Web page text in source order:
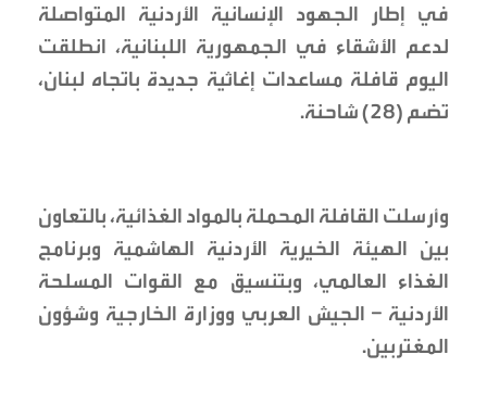
في إطار الجهود الإنسانية الأردنية المتواصلة
لدعم الأشقاء في الجمهورية اللبنانية، انطلقت
اليوم قافلة مساعدات إغاثية جديدة باتجاه لبنان،
تضم (28) شاحنة.
وأرسلت القافلة المحملة بالمواد الغذائية، بالتعاون
بين الهيئة الخيرية الأردنية الهاشمية وبرنامج
الغذاء العالمي، وبتنسيق مع القوات المسلحة
الأردنية – الجيش العربي ووزارة الخارجية وشؤون
المغتربين.